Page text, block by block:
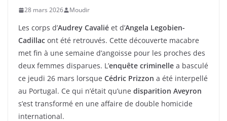
28 mars 2026 Moudir
Les corps d’Audrey Cavalié et d’Angela Legobien-
Cadillac ont été retrouvés. Cette découverte macabre
met fin à une semaine d’angoisse pour les proches des
deux femmes disparues. L’enquête criminelle a basculé
ce jeudi 26 mars lorsque Cédric Prizzon a été interpellé
au Portugal. Ce qui n’était qu’une disparition Aveyron
s’est transformé en une affaire de double homicide
international.